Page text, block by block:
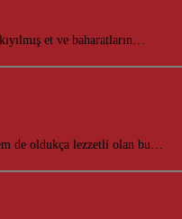
et ve baharatların…
de oldukça lezzetli olan bu…